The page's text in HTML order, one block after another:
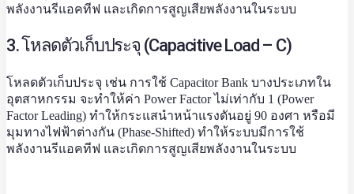
พลังงานรีแอคทีฟ และเกิดการสูญเสียพลังงานในระบบ
3. โหลดตัวเก็บประจุ (Capacitive Load – C)
โหลดตัวเก็บประจุ เช่น การใช้ Capacitor Bank บางประเภทใน
อุตสาหกรรม จะทำให้ค่า Power Factor ไม่เท่ากับ 1 (Power
Factor Leading) ทำให้กระแสนำหน้าแรงดันอยู่ 90 องศา หรือมี
มุมทางไฟฟ้าต่างกัน (Phase-Shifted) ทำให้ระบบมีการใช้
พลังงานรีแอคทีฟ และเกิดการสูญเสียพลังงานในระบบ